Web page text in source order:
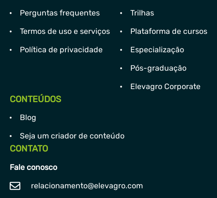
Perguntas frequentes
Termos de uso e serviços
Política de privacidade
Trilhas
Plataforma de cursos
Especialização
Pós-graduação
Elevagro Corporate
CONTEÚDOS
Blog
Seja um criador de conteúdo
CONTATO
Fale conosco
relacionamento@elevagro.com